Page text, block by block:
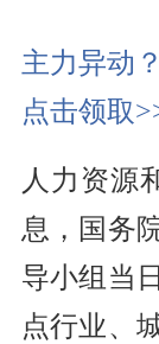
主力异动
点击领取
人力资源
息，国务
导小组当
点行业、